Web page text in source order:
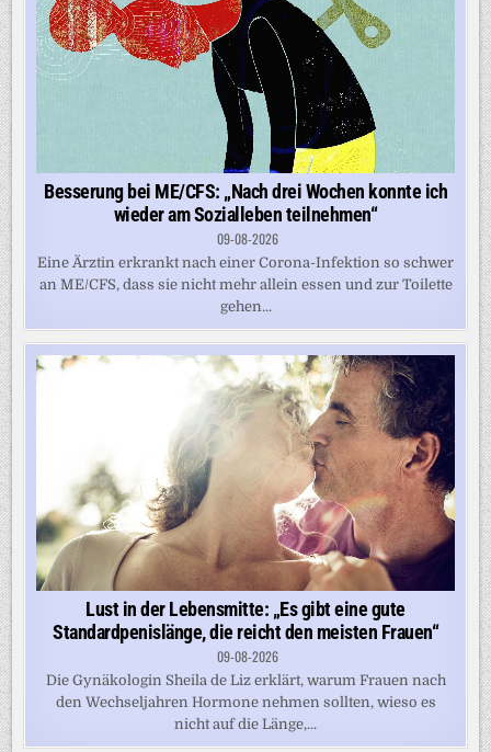
Besserung bei ME/CFS: „Nach drei Wochen konnte ich
wieder am Sozialleben teilnehmen“
09-08-2026
Eine Ärztin erkrankt nach einer Corona-Infektion so schwer
an ME/CFS, dass sie nicht mehr allein essen und zur Toilette
gehen...
Lust in der Lebensmitte: „Es gibt eine gute
Standardpenislänge, die reicht den meisten Frauen“
09-08-2026
Die Gynäkologin Sheila de Liz erklärt, warum Frauen nach
den Wechseljahren Hormone nehmen sollten, wieso es
nicht auf die Länge,...